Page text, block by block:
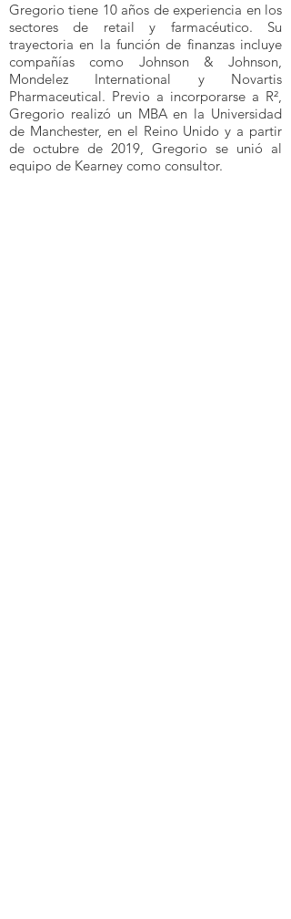
Gregorio tiene 10 años de experiencia en los
sectores de retail y farmacéutico. Su
trayectoria en la función de finanzas incluye
compañías como Johnson & Johnson,
Mondelez International y Novartis
Pharmaceutical. Previo a incorporarse a R²,
Gregorio realizó un MBA en la Universidad
de Manchester, en el Reino Unido y a partir
de octubre de 2019, Gregorio se unió al
equipo de Kearney como consultor.